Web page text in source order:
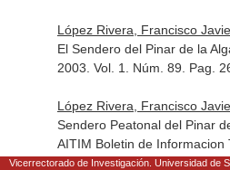
López Rivera, Francisco
El Sendero del Pinar de la
2003. Vol. 1. Núm. 89. Pag.
López Rivera, Francisco
Sendero Peatonal del Pinar
AITIM Boletin de Informacion
Pag. 6-8
Vicerrectorado de Investigación. Universidad de